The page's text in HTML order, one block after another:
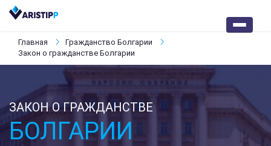
Главная
Гражданство Болгарии
Закон о гражданстве Болгарии
ЗАКОН О ГРАЖДАНСТВЕ
БОЛГАРИИ